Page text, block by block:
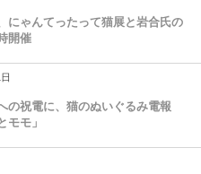
にゃんてったって猫展と岩合氏の
開催
の祝電に、猫のぬいぐるみ電報
モモ」